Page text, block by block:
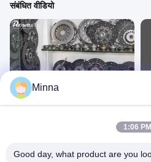
संबंधित वीडियो
रेक्सवेल उच्च गुणवत्ता वाले क्लच पार्ट्स
Minna
1:06 PM
Good day, what product are you